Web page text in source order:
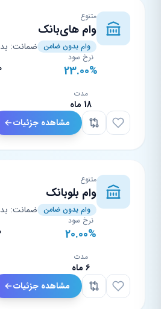
متنوع
وام های‌بانک
وام بدون ضامن ضمانت:
نرخ سود
23.00%
مدت
18 ماه
مشاهده جزئیات
متنوع
وام بلوبانک
وام بدون ضامن ضمانت:
نرخ سود
20.00%
مدت
6 ماه
مشاهده جزئیات